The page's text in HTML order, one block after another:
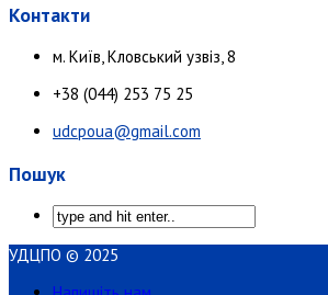
Контакти
м. Київ, Кловський узвіз, 8
+38 (044) 253 75 25
udcpoua@gmail.com
Пошук
УДЦПО © 2025